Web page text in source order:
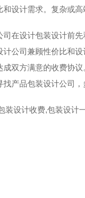
和设计需求。‌复杂或
司在设计包装设计前
计公司兼顾性价比和
成双方满意的收费协
找产品包装设计公司
装设计收费,包装设计